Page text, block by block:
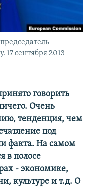
17 сентября 2013
говорить
Очень
тенденция, чем
под
факта. На самом
в полосе
- экономике,
культуре и т.д. О